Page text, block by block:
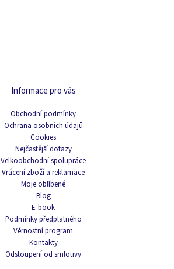
Informace pro vás
Obchodní podmínky
Ochrana osobních údajů
Cookies
Nejčastější dotazy
Velkoobchodní spolupráce
Vrácení zboží a reklamace
Moje oblíbené
Blog
E-book
Podmínky předplatného
Věrnostní program
Kontakty
Odstoupení od smlouvy